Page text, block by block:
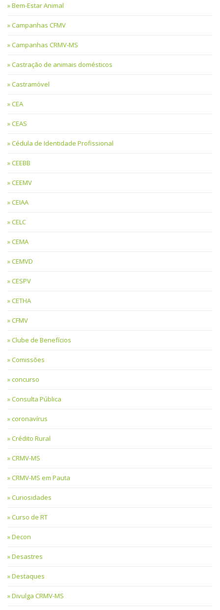
Bem-Estar Animal
Campanhas CFMV
Campanhas CRMV-MS
Castração de animais domésticos
Castramóvel
CEA
CEAS
Cédula de Identidade Profissional
CEEBB
CEEMV
CEIAA
CELC
CEMA
CEMVD
CESPV
CETHA
CFMV
Clube de Benefícios
Comissões
concurso
Consulta Pública
coronavírus
Crédito Rural
CRMV-MS
CRMV-MS em Pauta
Curiosidades
Curso de RT
Decon
Desastres
Destaques
Divulga CRMV-MS